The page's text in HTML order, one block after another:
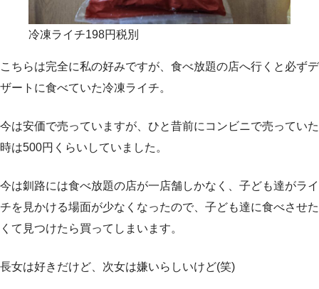
冷凍ライチ198円税別
こちらは完全に私の好みですが、食べ放題の店へ行くと必ずデ
ザートに食べていた冷凍ライチ。
今は安価で売っていますが、ひと昔前にコンビニで売っていた
時は500円くらいしていました。
今は釧路には食べ放題の店が一店舗しかなく、子ども達がライ
チを見かける場面が少なくなったので、子ども達に食べさせた
くて見つけたら買ってしまいます。
長女は好きだけど、次女は嫌いらしいけど(笑)